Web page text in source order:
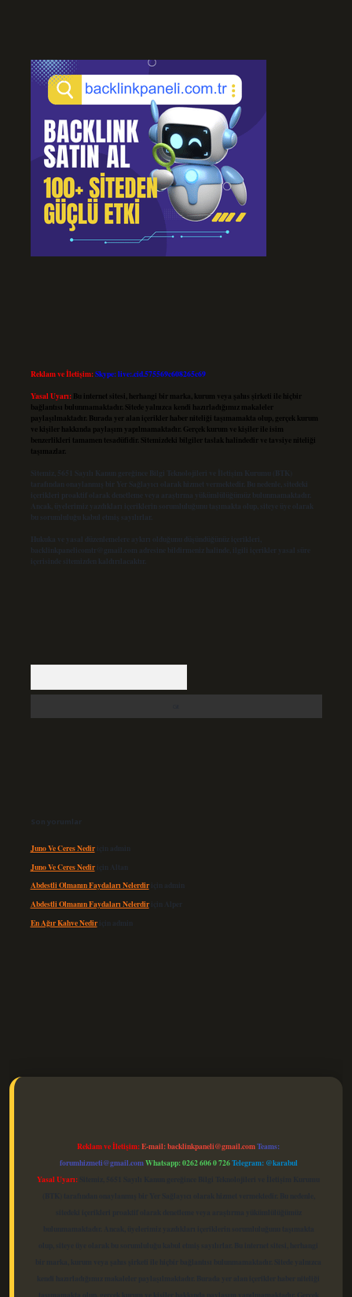
Reklam ve İletişim:Skype: live:.cid.575569c608265c69
Yasal Uyarı: Bu internet sitesi, herhangi bir marka, kurum veya şahıs şirketi ile hiçbir
bağlantısı bulunmamaktadır. Sitede yalnızca kendi hazırladığımız makaleler
paylaşılmaktadır. Burada yer alan içerikler haber niteliği taşımamakta olup, gerçek kurum
ve kişiler hakkında paylaşım yapılmamaktadır. Gerçek kurum ve kişiler ile isim
benzerlikleri tamamen tesadüfidir. Sitemizdeki bilgiler taslak halindedir ve tavsiye niteliği
taşımazlar.
Sitemiz, 5651 Sayılı Kanun gereğince Bilgi Teknolojileri ve İletişim Kurumu (BTK)
tarafından onaylanmış bir Yer Sağlayıcı olarak hizmet vermektedir. Bu nedenle, sitedeki
içerikleri proaktif olarak denetleme veya araştırma yükümlülüğümüz bulunmamaktadır.
Ancak, üyelerimiz yazdıkları içeriklerin sorumluluğunu taşımakta olup, siteye üye olarak
bu sorumluluğu kabul etmiş sayılırlar.
Hukuka ve yasal düzenlemelere aykırı olduğunu düşündüğünüz içerikleri,
backlinkpanelicomtr@gmail.com adresine bildirmeniz halinde, ilgili içerikler yasal süre
içerisinde sitemizden kaldırılacaktır.
Son yorumlar
Juno Ve Ceres Nediriçin admin
Juno Ve Ceres Nediriçin Altan
Abdestli Olmanın Faydaları Nelerdiriçin admin
Abdestli Olmanın Faydaları Nelerdiriçin Alper
En Ağır Kahve Nediriçin admin
Reklam ve İletişim:E-mail:backlinkpaneli@gmail.comTeams:
forumhizmeti@gmail.comWhatsapp: 0262 606 0 726Telegram: @karabul
Yasal Uyarı: